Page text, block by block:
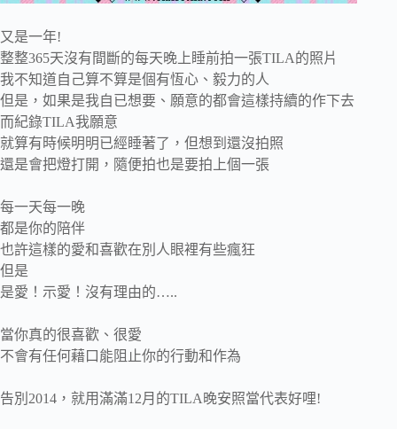
又是一年!
整整365天沒有間斷的每天晚上睡前拍一張TILA的照片
我不知道自己算不算是個有恆心、毅力的人
但是，如果是我自已想要、願意的都會這樣持續的作下去
而紀錄TILA我願意
就算有時候明明已經睡著了，但想到還沒拍照
還是會把燈打開，隨便拍也是要拍上個一張
每一天每一晚
都是你的陪伴
也許這樣的愛和喜歡在別人眼裡有些瘋狂
但是
是愛！示愛！沒有理由的…..
當你真的很喜歡、很愛
不會有任何藉口能阻止你的行動和作為
告別2014，就用滿滿12月的TILA晚安照當代表好哩!